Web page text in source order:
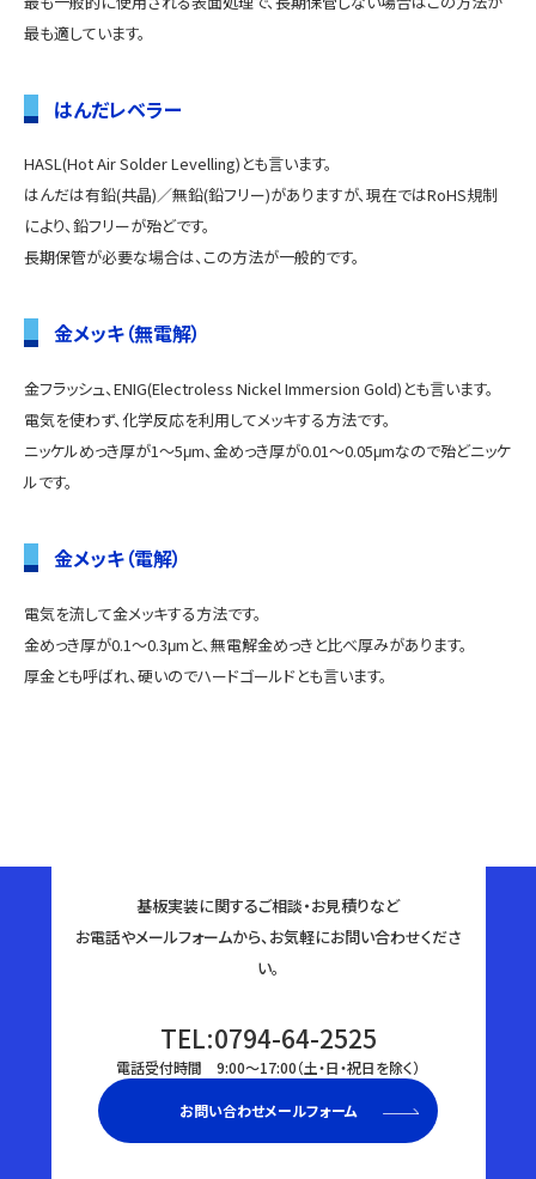
最も適しています。
はんだレベラー
HASL(Hot Air Solder Levelling)とも言います。
はんだは有鉛(共晶)／無鉛(鉛フリー)がありますが、現在ではRoHS規制
により、鉛フリーが殆どです。
長期保管が必要な場合は、この方法が一般的です。
金メッキ（無電解）
金フラッシュ、ENIG(Electroless Nickel Immersion Gold)とも言います。
電気を使わず、化学反応を利用してメッキする方法です。
ニッケルめっき厚が1～5μm、金めっき厚が0.01～0.05μmなので殆どニッケ
ルです。
金メッキ（電解）
電気を流して金メッキする方法です。
金めっき厚が0.1～0.3μmと、無電解金めっきと比べ厚みがあります。
厚金とも呼ばれ、硬いのでハードゴールドとも言います。
基板実装に関するご相談・お見積りなど
お電話やメールフォームから、お気軽にお問い合わせくださ
い。
TEL:0794-64-2525
電話受付時間 9:00〜17:00（土・日・祝日を除く）
お問い合わせメールフォーム